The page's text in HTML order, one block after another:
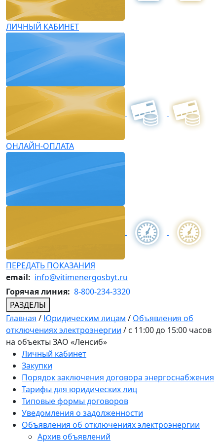
ЛИЧНЫЙ КАБИНЕТ
ОНЛАЙН-ОПЛАТА
ПЕРЕДАТЬ ПОКАЗАНИЯ
email: info@vitimenergosbyt.ru
Горячая линия: 8-800-234-3320
РАЗДЕЛЫ
Главная / Юридическим лицам / Объявления об
отключениях электроэнергии / с 11:00 до 15:00 часов
на объекты ЗАО «Ленсиб»
Личный кабинет
Закупки
Порядок заключения договора энергоснабжения
Тарифы для юридических лиц
Типовые формы договоров
Уведомления о задолженности
Объявления об отключениях электроэнергии
Архив объявлений